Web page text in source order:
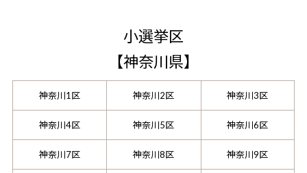
小選挙区
【神奈川県】
神奈川1区 神奈川2区 神奈川3区
神奈川4区 神奈川5区 神奈川6区
神奈川7区 神奈川8区 神奈川9区